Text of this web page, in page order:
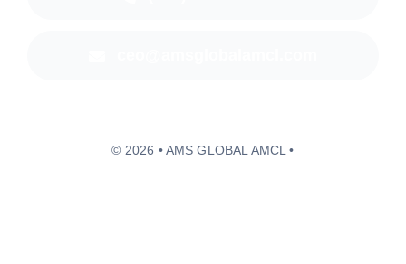
© 2026 • AMS GLOBAL AMCL •